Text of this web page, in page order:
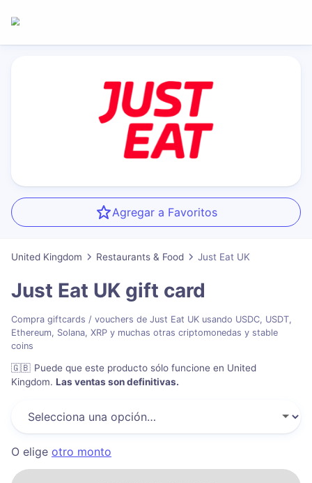
Agregar a Favoritos
United Kingdom Restaurants & Food Just Eat UK
Just Eat UK gift card
Compra giftcards / vouchers de Just Eat UK usando USDC, USDT,
Ethereum, Solana, XRP y muchas otras criptomonedas y stable
coins
🇬🇧 Puede que este producto sólo funcione en United
Kingdom. Las ventas son definitivas.
O elige otro monto